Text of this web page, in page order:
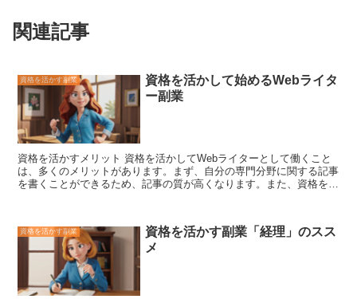
関連記事
資格を活かす副業
資格を活かして始めるWebライタ
ー副業
資格を活かすメリット
は、多くのメリットがあります。まず、自分の専門分野に関する記事
を書くことができるため、記事の質が高くなります。また、資格を持
よりも高単価で仕事を受注することができます。 Webライターとし
て働くためには、文章力やリサーチ力が求められます。しかし、資格
を持っていることで、これらのスキルを身につけることができます。
また、資格を持っていることで、Webライターとしてのキャリアアッ
プがしやすくなります。
資格を活かす副業
資格を活かす副業「経理」のスス
メ